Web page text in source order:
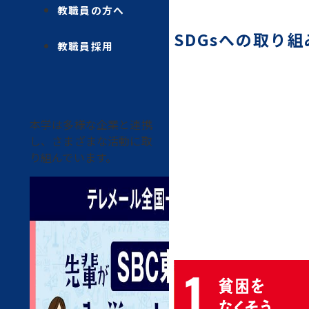
教職員の方へ
教職員採用
本学は多様な企業と連携
し、さまざまな活動に取
り組んでいます。
SDGsへの取り組